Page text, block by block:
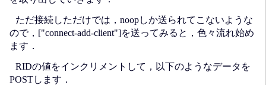
ただ接続しただけでは，noopしか送られてこないような
ので，["connect-add-client"]を送ってみると，色々流れ始め
ます．
RIDの値をインクリメントして，以下のようなデータを
POSTします．